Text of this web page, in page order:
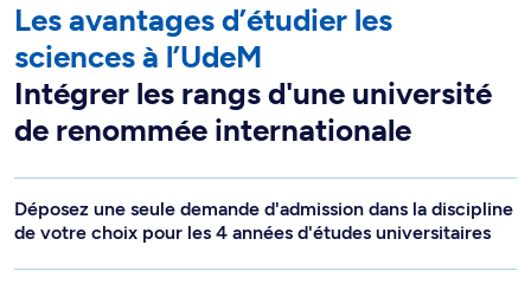
Les avantages d’étudier les
sciences à l’UdeM
Intégrer les rangs d'une université
de renommée internationale
Déposez une seule demande d'admission dans la discipline
de votre choix pour les 4 années d'études universitaires